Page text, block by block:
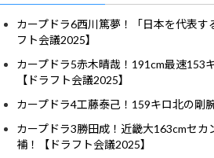
カープドラ6西川篤夢！「日本を代表す
フト会議2025】
カープドラ5赤木晴哉！191cm最速153
【ドラフト会議2025】
カープドラ4工藤泰己！159キロ北の剛
カープドラ3勝田成！近畿大163cmセ
補！【ドラフト会議2025】